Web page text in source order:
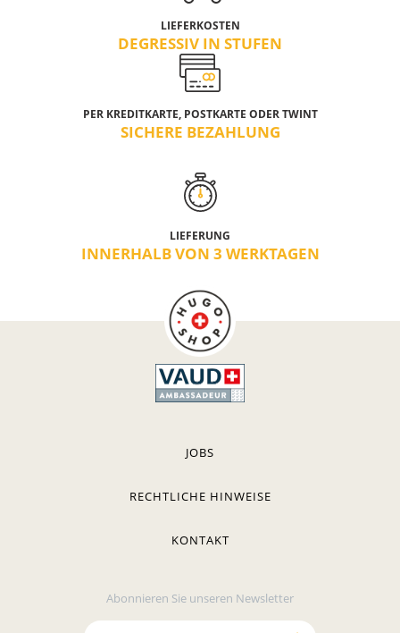
LIEFERKOSTEN
DEGRESSIV IN STUFEN
PER KREDITKARTE, POSTKARTE ODER TWINT
SICHERE BEZAHLUNG
LIEFERUNG
INNERHALB VON 3 WERKTAGEN
JOBS
RECHTLICHE HINWEISE
KONTAKT
Abonnieren Sie unseren Newsletter